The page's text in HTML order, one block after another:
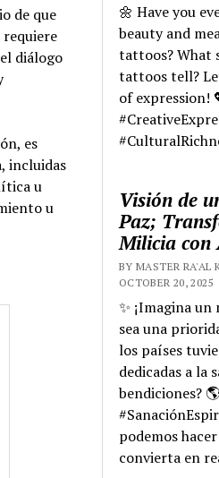
de que
diálogo
es
incluidas
u
u
🌼 Have you
beauty and
tattoos? What
tattoos tell?
of expression!
Visión de
Paz;
Milicia con
BY MASTER RA'AL
OCTOBER 20, 2025
✨ ¡Imagina
sea una
los países
dedicadas a la
bendiciones?
podemos
convierta en